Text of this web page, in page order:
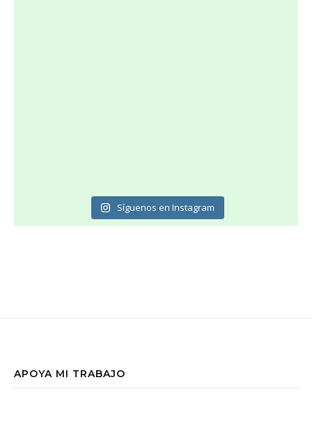
Síguenos en Instagram
APOYA MI TRABAJO